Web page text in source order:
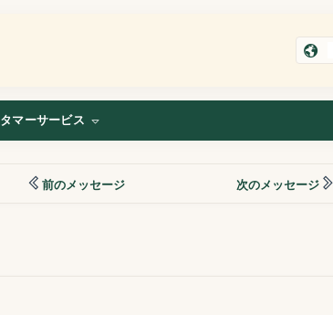
マーサービス
前のメッセージ 次のメッセージ